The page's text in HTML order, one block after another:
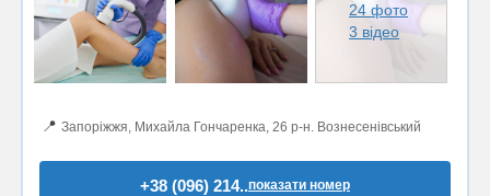
24 фото
3 відео
📍 Запоріжжя, Михайла Гончаренка, 26 р-н. Вознесенівський
+38 (096) 214..показати номер